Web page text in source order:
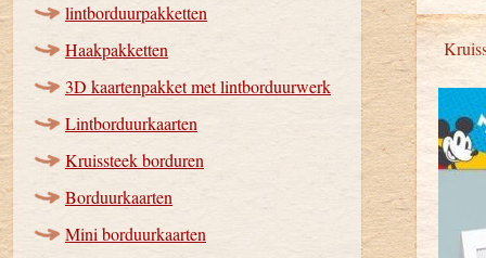
lintborduurpakketten
Haakpakketten
3D kaartenpakket met lintborduurwerk
Lintborduurkaarten
Kruissteek borduren
Borduurkaarten
Mini borduurkaarten